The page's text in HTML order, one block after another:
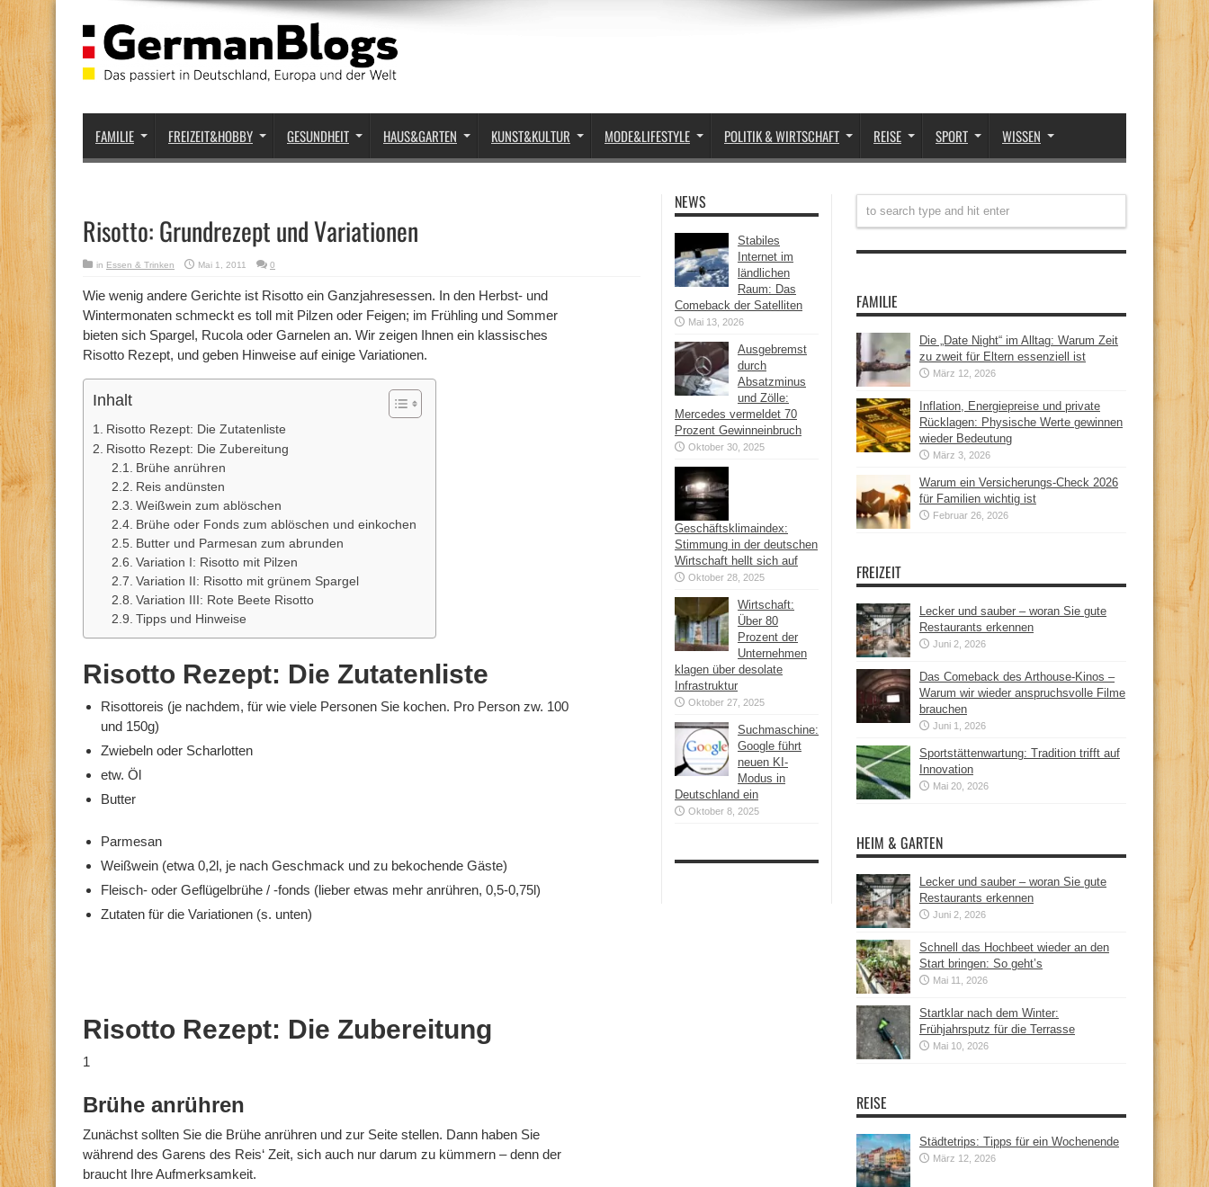
FAMILIE FREIZEIT&HOBBY GESUNDHEIT HAUS&GARTEN KUNST&KULTUR MODE&LIFESTYLE POLITIK & WIRTSCHAFT REISE SPORT WISSEN
Risotto: Grundrezept und Variationen
in Essen & Trinken Mai 1, 2011 0
Wie wenig andere Gerichte ist Risotto ein Ganzjahresessen. In den Herbst- und
Wintermonaten schmeckt es toll mit Pilzen oder Feigen; im Frühling und Sommer
bieten sich Spargel, Rucola oder Garnelen an. Wir zeigen Ihnen ein klassisches
Risotto Rezept, und geben Hinweise auf einige Variationen.
Inhalt
Risotto Rezept: Die Zutatenliste
Risotto Rezept: Die Zubereitung
Brühe anrühren
Reis andünsten
Weißwein zum ablöschen
Brühe oder Fonds zum ablöschen und einkochen
Butter und Parmesan zum abrunden
Variation I: Risotto mit Pilzen
Variation II: Risotto mit grünem Spargel
Variation III: Rote Beete Risotto
Tipps und Hinweise
Risotto Rezept: Die Zutatenliste
Risottoreis (je nachdem, für wie viele Personen Sie kochen. Pro Person zw. 100
und 150g)
Zwiebeln oder Scharlotten
etw. Öl
Butter
Parmesan
Weißwein (etwa 0,2l, je nach Geschmack und zu bekochende Gäste)
Fleisch- oder Geflügelbrühe / -fonds (lieber etwas mehr anrühren, 0,5-0,75l)
Zutaten für die Variationen (s. unten)
Risotto Rezept: Die Zubereitung
1
Brühe anrühren
Zunächst sollten Sie die Brühe anrühren und zur Seite stellen. Dann haben Sie
während des Garens des Reis‘ Zeit, sich auch nur darum zu kümmern – denn der
braucht Ihre Aufmerksamkeit.
NEWS
Stabiles
Internet im
ländlichen
Raum: Das
Comeback der Satelliten
Mai 13, 2026
Ausgebremst
durch
Absatzminus
und Zölle:
Mercedes vermeldet 70
Prozent Gewinneinbruch
Oktober 30, 2025
Geschäftsklimaindex:
Stimmung in der deutschen
Wirtschaft hellt sich auf
Oktober 28, 2025
Wirtschaft:
Über 80
Prozent der
Unternehmen
klagen über desolate
Infrastruktur
Oktober 27, 2025
Suchmaschine:
Google führt
neuen KI-
Modus in
Deutschland ein
Oktober 8, 2025
FAMILIE
Die „Date Night“ im Alltag: Warum Zeit
zu zweit für Eltern essenziell ist
März 12, 2026
Inflation, Energiepreise und private
Rücklagen: Physische Werte gewinnen
wieder Bedeutung
März 3, 2026
Warum ein Versicherungs-Check 2026
für Familien wichtig ist
Februar 26, 2026
FREIZEIT
Lecker und sauber – woran Sie gute
Restaurants erkennen
Juni 2, 2026
Das Comeback des Arthouse-Kinos –
Warum wir wieder anspruchsvolle Filme
brauchen
Juni 1, 2026
Sportstättenwartung: Tradition trifft auf
Innovation
Mai 20, 2026
HEIM & GARTEN
Lecker und sauber – woran Sie gute
Restaurants erkennen
Juni 2, 2026
Schnell das Hochbeet wieder an den
Start bringen: So geht’s
Mai 11, 2026
Startklar nach dem Winter:
Frühjahrsputz für die Terrasse
Mai 10, 2026
REISE
Städtetrips: Tipps für ein Wochenende
März 12, 2026